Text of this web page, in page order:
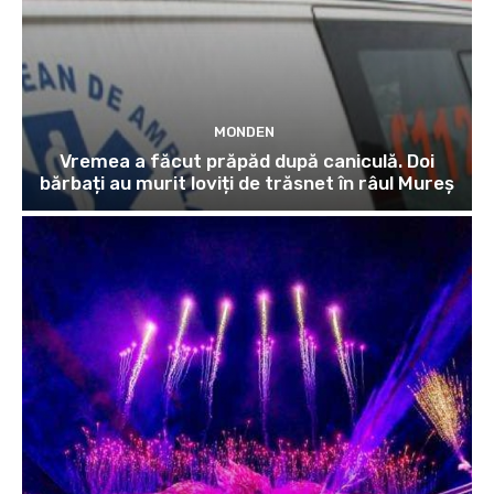
MONDEN
Vremea a făcut prăpăd după caniculă. Doi
bărbați au murit loviți de trăsnet în râul Mureș